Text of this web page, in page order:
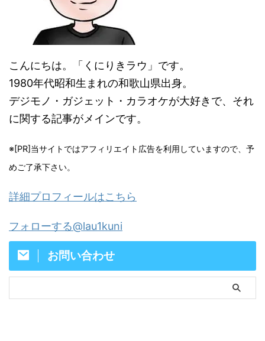
こんにちは。「くにりきラウ」です。
1980年代昭和生まれの和歌山県出身。
デジモノ・ガジェット・カラオケが大好きで、それ
に関する記事がメインです。
※[PR]当サイトではアフィリエイト広告を利用していますので、予
めご了承下さい。
詳細プロフィールはこちら
フォローする@lau1kuni
お問い合わせ